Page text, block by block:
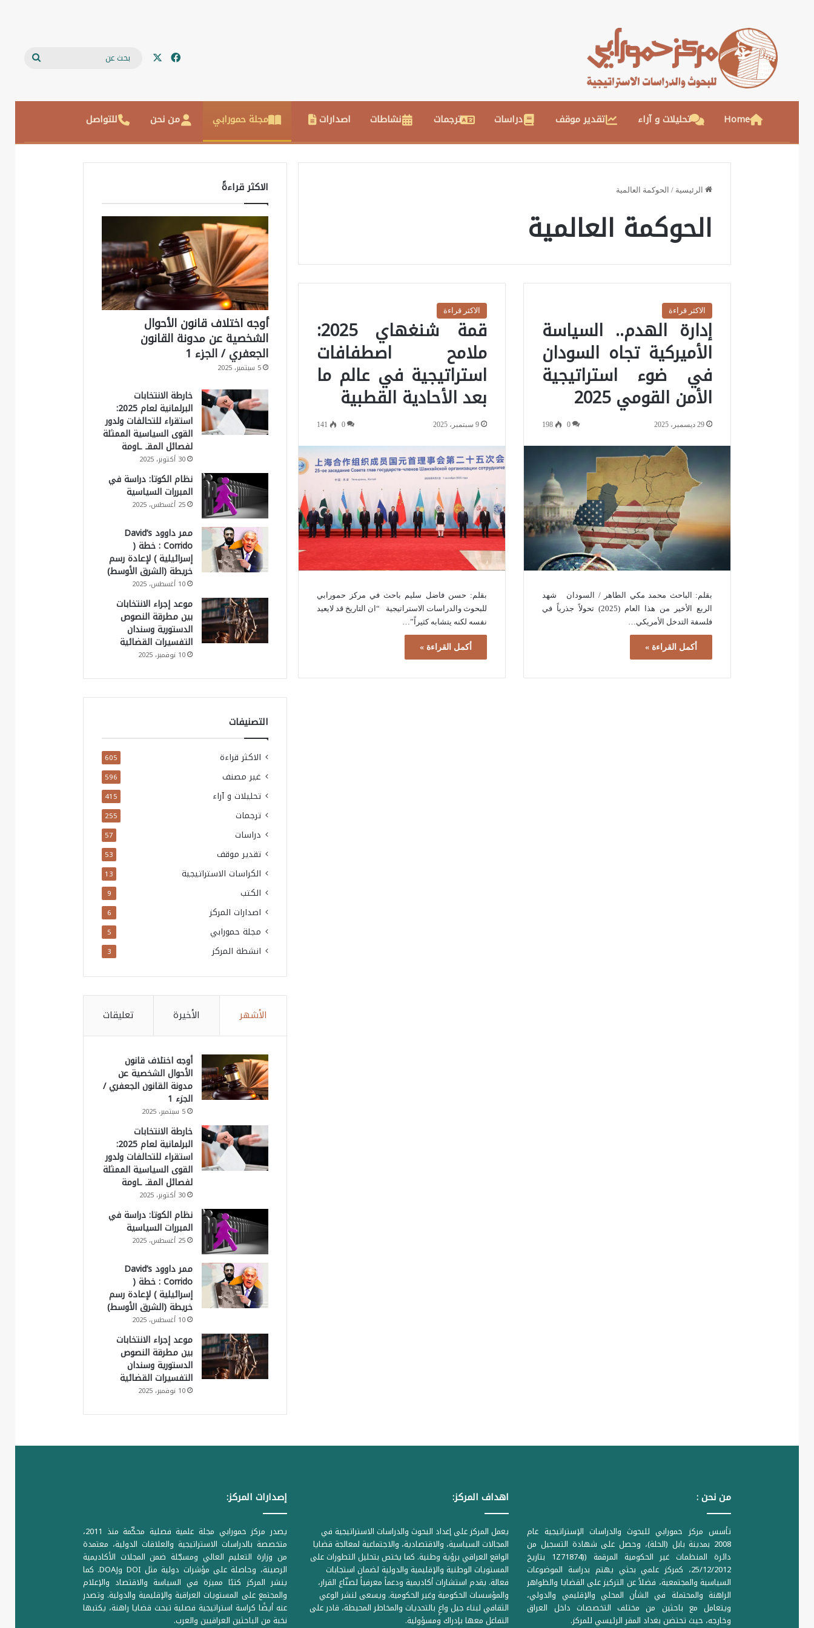
فيسبوك
Home تحليلات و آراء تقدير موقف دراسات ترجمات نشاطات اصدارات مجلة حمورابي من نحن للتواصل
الرئيسية / الحوكمة العالمية
الحوكمة العالمية
الاكثر قراءة
إدارة الهدم.. السياسة
الأميركية تجاه السودان
في ضوء استراتيجية
الأمن القومي 2025
29 ديسمبر، 2025 0
198
بقلم: الباحث محمد مكي الطاهر / السودان شهد
الربع الأخير من هذا العام (2025) تحولاً جذرياً في
فلسفة التدخل الأمريكي…
أكمل القراءة »
الاكثر قراءة
قمة شنغهاي 2025:
ملامح اصطفافات
استراتيجية في عالم ما
بعد الأحادية القطبية
9 سبتمبر، 2025 0
141
بقلم: حسن فاضل سليم باحث في مركز حمورابي
للبحوث والدراسات الاستراتيجية “ان التاريخ قد لايعيد
نفسه لكنه يتشابه كثيراً”…
أكمل القراءة »
الاكثر قراءةً
أوجه اختلاف قانون الأحوال
الشخصية عن مدونة القانون
الجعفري / الجزء 1
5 سبتمبر، 2025
خارطة الانتخابات
البرلمانية لعام 2025:
استقراء للتحالفات ولدور
القوى السياسية الممثلة
لفصائل المقـ ـاومة
30 أكتوبر، 2025
نظام الكوتا: دراسة في
المبررات السياسية
25 أغسطس، 2025
ممر داوود David’s
Corrido : خطة (
إسرائيلية ) لإعادة رسم
خريطة (الشرق الأوسط)
10 أغسطس، 2025
موعد إجراء الانتخابات
بين مطرقة النصوص
الدستورية وسندان
التفسيرات القضائية
10 نوفمبر، 2025
التصنيفات
الاكثر قراءة 605
غير مصنف 596
تحليلات و آراء 415
ترجمات 255
دراسات 57
تقدير موقف 53
الكراسات الاستراتيجية 13
الكتب 9
اصدارات المركز 6
مجلة حمورابي 5
انشطة المركز 3
الأشهر الأخيرة تعليقات
أوجه اختلاف قانون
الأحوال الشخصية عن
مدونة القانون الجعفري /
الجزء 1
5 سبتمبر، 2025
خارطة الانتخابات
البرلمانية لعام 2025:
استقراء للتحالفات ولدور
القوى السياسية الممثلة
لفصائل المقـ ـاومة
30 أكتوبر، 2025
نظام الكوتا: دراسة في
المبررات السياسية
25 أغسطس، 2025
ممر داوود David’s
Corrido : خطة (
إسرائيلية ) لإعادة رسم
خريطة (الشرق الأوسط)
10 أغسطس، 2025
موعد إجراء الانتخابات
بين مطرقة النصوص
الدستورية وسندان
التفسيرات القضائية
10 نوفمبر، 2025
من نحن :
تأسس مركز حمورابي للبحوث والدراسات الإستراتيجية عام
2008 بمدينة بابل (الحلة)، وحصل على شهادة التسجيل من
دائرة المنظمات غير الحكومية المرقمة ((1Z71874 بتاريخ
25/12/2012، كمركز علمي بحثي يهتم بدراسة الموضوعات
السياسية والمجتمعية، فضلاً عن التركيز على القضايا والظواهر
الراهنة والمحتملة في الشأن المحلي والإقليمي والدولي،
ويتعامل مع باحثين من مختلف التخصصات داخل العراق
وخارجه، حيث تحتضن بغداد المقر الرئيسي للمركز.
اهداف المركز:
يعمل المركز على إعداد البحوث والدراسات الاستراتيجية في
المجالات السياسية، والاقتصادية، والاجتماعية لمعالجة قضايا
الواقع العراقي برؤية وطنية. كما يختص بتحليل التطورات على
المستويات الوطنية والإقليمية والدولية لضمان استجابات
فعالة. يقدم استشارات أكاديمية ودعماً معرفياً لصنّاع القرار،
والمؤسسات الحكومية وغير الحكومية. ويسعى لنشر الوعي
الثقافي لبناء جيل واعٍ بالتحديات والمخاطر المحيطة، قادر على
التفاعل معها بإدراك ومسؤولية.
إصدارات المركز:
يصدر مركز حمورابي مجلة علمية فصلية محكّمة منذ 2011،
متخصصة بالدراسات الاستراتيجية والعلاقات الدولية، معتمدة
من وزارة التعليم العالي ومسجّلة ضمن المجلات الأكاديمية
الرصينة، وحاصلة على مؤشرات دولية مثل DOI وDOAJ. كما
ينشر المركز كتبًا مميزة في السياسة والاقتصاد والإعلام
والمجتمع على المستويات العراقية والإقليمية والدولية. وتصدر
عنه أيضًا كراسة استراتيجية فصلية تبحث قضايا راهنة، يكتبها
نخبة من الباحثين العراقيين والعرب.